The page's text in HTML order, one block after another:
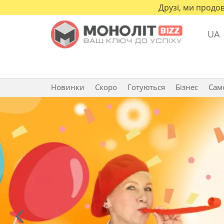
Друзі, ми
UA
Новинки Скоро Готуються Бізнес